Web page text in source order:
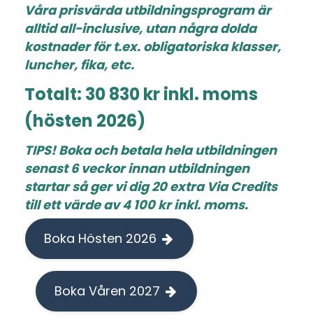
Våra prisvärda utbildningsprogram är
alltid all-inclusive, utan några dolda
kostnader för t.ex. obligatoriska klasser,
luncher, fika, etc.
Totalt: 30 830 kr inkl. moms
(hösten 2026)
TIPS! Boka och betala hela utbildningen
senast 6 veckor innan utbildningen
startar så ger vi dig20 extra Via Credits
till ett värde av 4 100 kr inkl. moms.
Boka Hösten 2026
Boka Våren 2027